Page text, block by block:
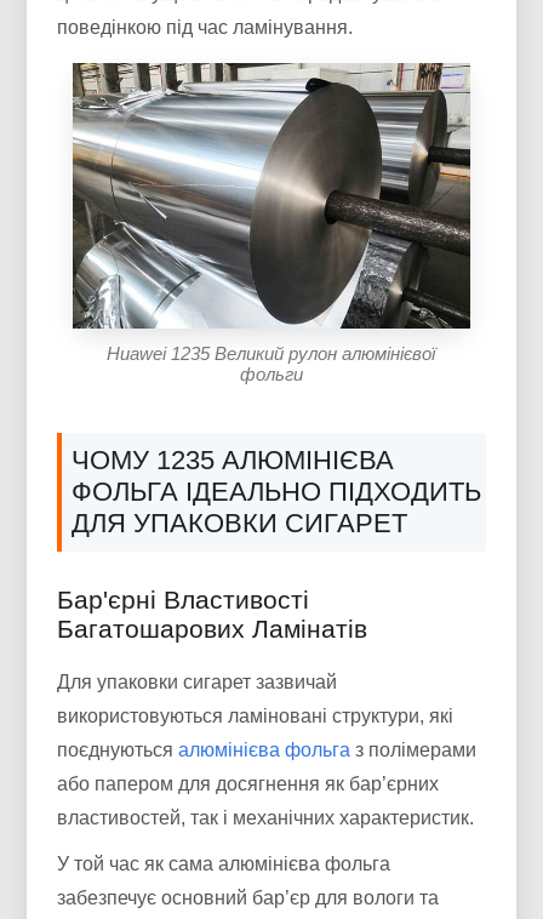
поведінкою під час ламінування.
Huawei 1235 Великий рулон алюмінієвої
фольги
ЧОМУ 1235 АЛЮМІНІЄВА
ФОЛЬГА ІДЕАЛЬНО ПІДХОДИТЬ
ДЛЯ УПАКОВКИ СИГАРЕТ
Бар'єрні Властивості
Багатошарових Ламінатів
Для упаковки сигарет зазвичай
використовуються ламіновані структури, які
поєднуютьсяалюмінієва фольга з полімерами
або папером для досягнення як бар’єрних
властивостей, так і механічних характеристик.
У той час як сама алюмінієва фольга
забезпечує основний бар’єр для вологи та